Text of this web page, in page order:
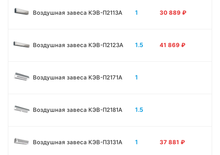
Воздушная завеса КЭВ-П2113A 1 30 889 ₽
Воздушная завеса КЭВ-П2123A 1.5 41 869 ₽
Воздушная завеса КЭВ-П2171A 1
Воздушная завеса КЭВ-П2181A 1.5
Воздушная завеса КЭВ-П3131A 1 37 881 ₽